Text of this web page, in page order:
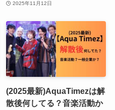
2025年11月12日
(2025最新)AquaTimezは解
散後何してる？音楽活動か